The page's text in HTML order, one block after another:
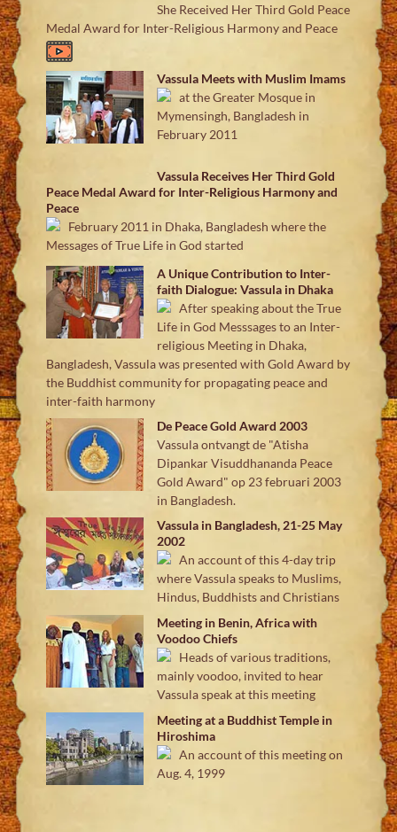
She Received Her Third Gold Peace
Medal Award for Inter-Religious Harmony and Peace
Vassula Meets with Muslim Imams
at the Greater Mosque in
Mymensingh, Bangladesh in
February 2011
Vassula Receives Her Third Gold
Peace Medal Award for Inter-Religious Harmony and
Peace
February 2011 in Dhaka, Bangladesh where the
Messages of True Life in God started
A Unique Contribution to Inter-
faith Dialogue: Vassula in Dhaka
After speaking about the True
Life in God Messsages to an Inter-
religious Meeting in Dhaka,
Bangladesh, Vassula was presented with Gold Award by
the Buddhist community for propagating peace and
inter-faith harmony
De Peace Gold Award 2003
Vassula ontvangt de "Atisha
Dipankar Visuddhananda Peace
Gold Award" op 23 februari 2003
in Bangladesh.
Vassula in Bangladesh, 21-25 May
2002
An account of this 4-day trip
where Vassula speaks to Muslims,
Hindus, Buddhists and Christians
Meeting in Benin, Africa with
Voodoo Chiefs
Heads of various traditions,
mainly voodoo, invited to hear
Vassula speak at this meeting
Meeting at a Buddhist Temple in
Hiroshima
An account of this meeting on
Aug. 4, 1999